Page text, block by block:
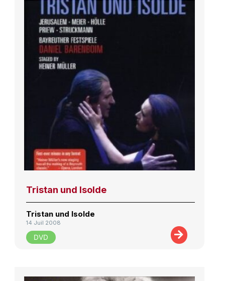
Tristan und Isolde
Tristan und Isolde
14 Juil 2008
DVD